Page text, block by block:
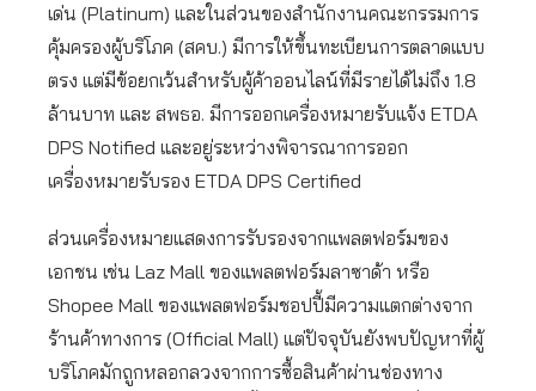
เด่น (Platinum) และในส่วนของสำนักงานคณะกรรมการ
คุ้มครองผู้บริโภค (สคบ.) มีการให้ขึ้นทะเบียนการตลาดแบบ
ตรง แต่มีข้อยกเว้นสำหรับผู้ค้าออนไลน์ที่มีรายได้ไม่ถึง 1.8
ล้านบาท และ สพธอ. มีการออกเครื่องหมายรับแจ้ง ETDA
DPS Notified และอยู่ระหว่างพิจารณาการออก
เครื่องหมายรับรอง ETDA DPS Certified
ส่วนเครื่องหมายแสดงการรับรองจากแพลตฟอร์มของ
เอกชน เช่น Laz Mall ของแพลตฟอร์มลาซาด้า หรือ
Shopee Mall ของแพลตฟอร์มชอปปี้มีความแตกต่างจาก
ร้านค้าทางการ (Official Mall) แต่ปัจจุบันยังพบปัญหาที่ผู้
บริโภคมักถูกหลอกลวงจากการซื้อสินค้าผ่านช่องทาง